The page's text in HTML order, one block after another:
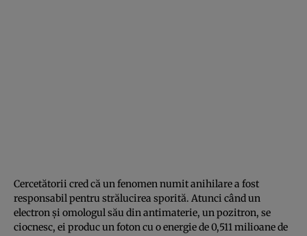
Cercetătorii cred că un fenomen numit anihilare a fost
responsabil pentru strălucirea sporită. Atunci când un
electron și omologul său din antimaterie, un pozitron, se
ciocnesc, ei produc un foton cu o energie de 0,511 milioane de